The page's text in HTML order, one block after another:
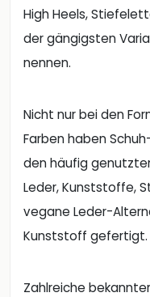
High Heels,
der gängigsten
nennen.
Nicht nur bei den
Farben haben
den häufig
Leder, Kunststoffe,
vegane Leder-
Kunststoff gefertigt.
Zahlreiche